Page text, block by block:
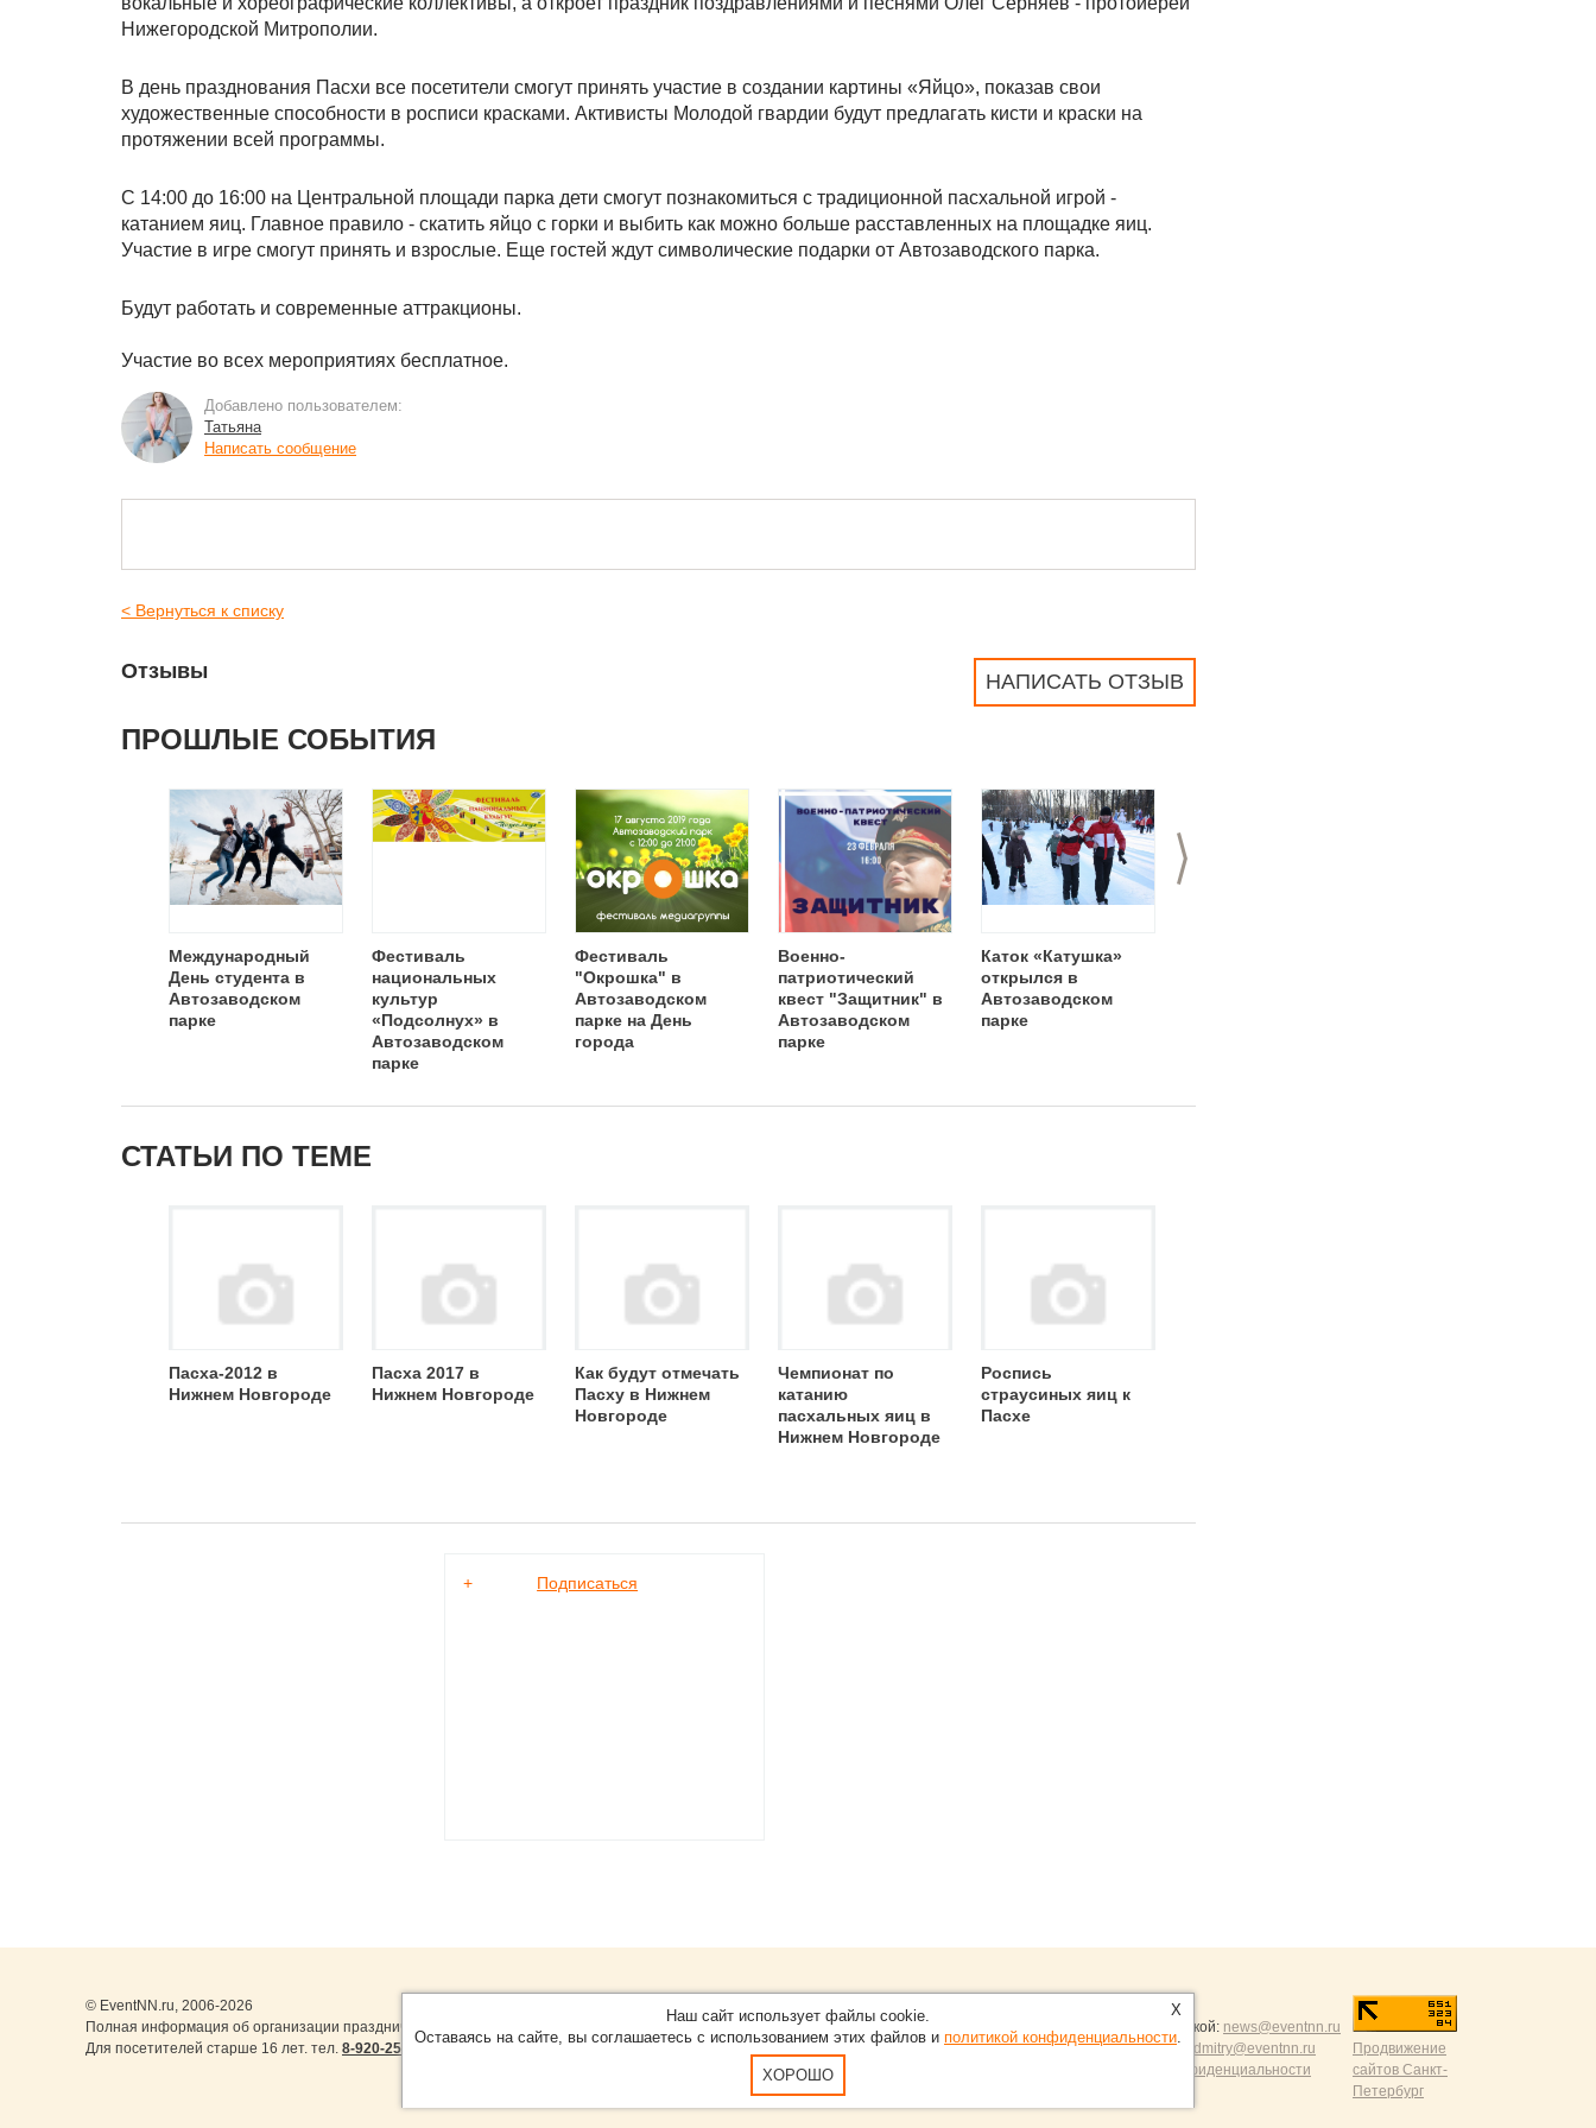
Нижегородской Митрополии.
В день празднования Пасхи все посетители смогут принять участие в создании картины «Яйцо», показав свои
художественные способности в росписи красками. Активисты Молодой гвардии будут предлагать кисти и краски на
протяжении всей программы.
С 14:00 до 16:00 на Центральной площади парка дети смогут познакомиться с традиционной пасхальной игрой -
катанием яиц. Главное правило - скатить яйцо с горки и выбить как можно больше расставленных на площадке яиц.
Участие в игре смогут принять и взрослые. Еще гостей ждут символические подарки от Автозаводского парка.
Будут работать и современные аттракционы.
Участие во всех мероприятиях бесплатное.
Добавлено пользователем:
Татьяна
Написать сообщение
< Вернуться к списку
НАПИСАТЬ ОТЗЫВ
Отзывы
ПРОШЛЫЕ СОБЫТИЯ
>
Международный
День студента в
Автозаводском
парке
Фестиваль
национальных
культур
«Подсолнух» в
Автозаводском
парке
Фестиваль
"Окрошка" в
Автозаводском
парке на День
города
Военно-
патриотический
квест "Защитник" в
Автозаводском
парке
Каток «Катушка»
открылся в
Автозаводском
парке
СТАТЬИ ПО ТЕМЕ
Пасха-2012 в
Нижнем Новгороде
Пасха 2017 в
Нижнем Новгороде
Как будут отмечать
Пасху в Нижнем
Новгороде
Чемпионат по
катанию
пасхальных яиц в
Нижнем Новгороде
Роспись
страусиных яиц к
Пасхе
+ Подписаться
© EventNN.ru, 2006-2026
Полная информация об организации праздничных мероприятий в Нижнем Новгороде.
Для посетителей старше 16 лет. тел. 8-920-253-22-14 8-999-077-15-51
О проекте
Карта сайта
Обращайтесь на портал
С новостями, пресс-релизами и разумной критикой: news@eventnn.ru
По вопросам добавления информации на сайт: dmitry@eventnn.ru
Пользовательское Соглашение и политика конфиденциальности
Продвижение
сайтов Санкт-
Петербург
X
Наш сайт использует файлы cookie.
Оставаясь на сайте, вы соглашаетесь с использованием этих файлов и политикой конфиденциальности.
ХОРОШО